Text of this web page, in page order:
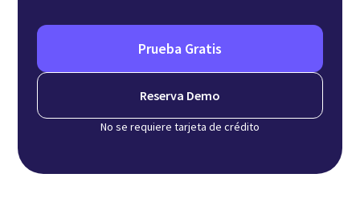
Prueba Gratis
Reserva Demo
No se requiere tarjeta de crédito